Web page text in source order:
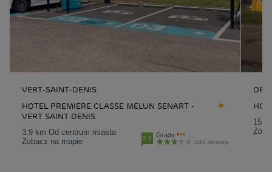
VERT-SAINT-DENIS
HOTEL PREMIERE CLASSE MELUN SENART -
VERT SAINT DENIS
3.9 km Od centrum miasta
Zobacz na mapie
3.1 Grade
1581 recenzje
15.4